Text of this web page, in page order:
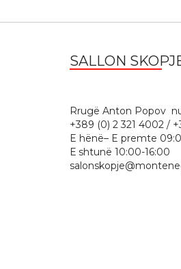
SALLON
Rrugë
+389 (0) 2 321 4002 /
E hënë– E premte
Е shtunë 10:00-16:00